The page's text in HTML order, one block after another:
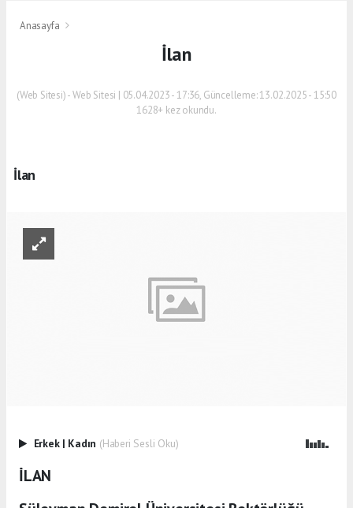
Anasayfa
İlan
(Web Sitesi) - Web Sitesi | 05.04.2023 - 17:36, Güncelleme: 13.02.2025 - 15:50
1628+ kez okundu.
İlan
Erkek | Kadın (Haberi Sesli Oku)
İLAN